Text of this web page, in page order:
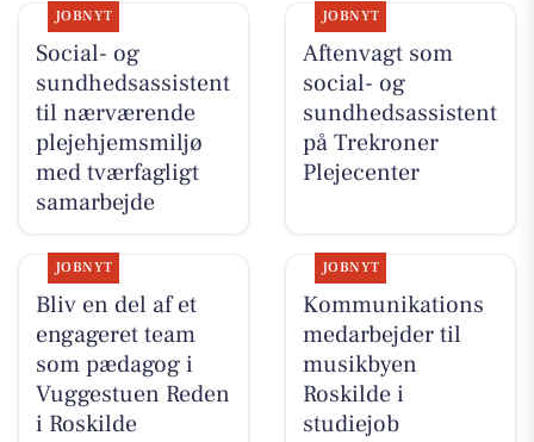
JOBNYT
Social- og
sundhedsassistent
til nærværende
plejehjemsmiljø
med tværfagligt
samarbejde
JOBNYT
Aftenvagt som
social- og
sundhedsassistent
på Trekroner
Plejecenter
JOBNYT
Bliv en del af et
engageret team
som pædagog i
Vuggestuen Reden
i Roskilde
JOBNYT
Kommunikations
medarbejder til
musikbyen
Roskilde i
studiejob